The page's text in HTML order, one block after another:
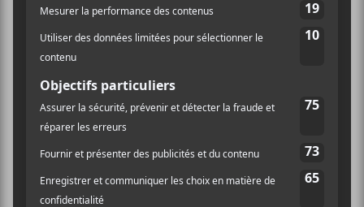
1950 rue Claude-Gagné
Laval, Québec
Téléphone
1-855-595-2200
Voir Lieu site web
JP «Le Pad» Tremblay JP « Le Pad » Tremblay